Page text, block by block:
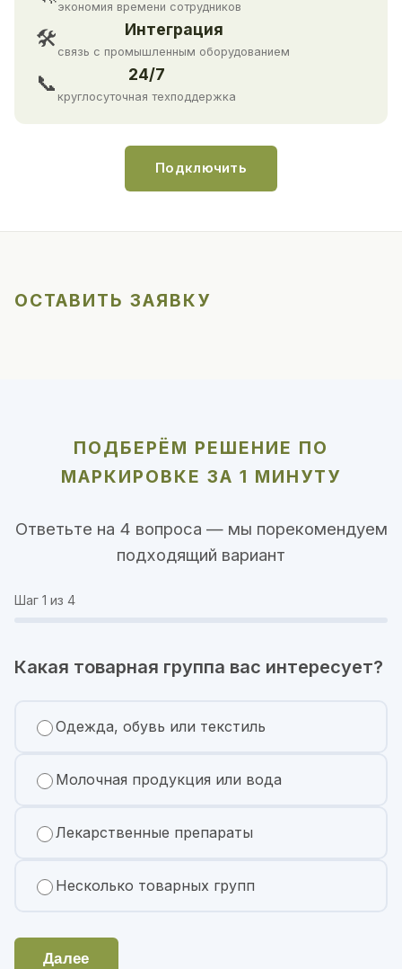
экономия времени сотрудников
🛠 Интеграция
связь с промышленным оборудованием
📞 24/7
круглосуточная техподдержка
Подключить
ОСТАВИТЬ ЗАЯВКУ
ПОДБЕРЁМ РЕШЕНИЕ ПО
МАРКИРОВКЕ ЗА 1 МИНУТУ
Ответьте на 4 вопроса — мы порекомендуем
подходящий вариант
Шаг 1 из 4
Какая товарная группа вас интересует?
Одежда, обувь или текстиль
Молочная продукция или вода
Лекарственные препараты
Несколько товарных групп
Далее